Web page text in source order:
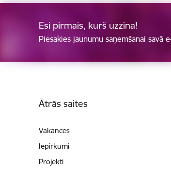
Esi pirmais, kurš uzzina!
Piesakies jaunumu saņemšanai savā
Ātrās saites
Vakances
Iepirkumi
Projekti